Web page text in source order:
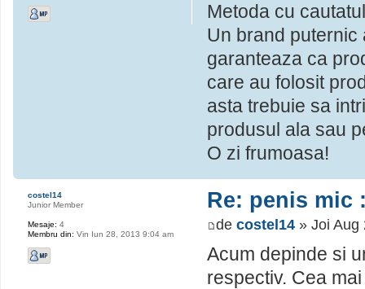
Metoda cu
Un brand puternic
garanteaza ca
care au folosit
asta trebuie sa
produsul ala sau
O zi frumoasa!
Re: penis mic
de costel14 » Joi Aug
Acum depinde si
respectiv. Cea
costel14
Junior Member
Mesaje: 4
Membru din: Vin Iun 28, 2013 9:04 am